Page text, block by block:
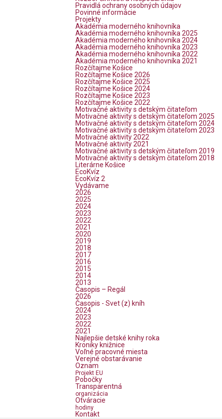
Pravidlá ochrany osobných údajov
Povinné informácie
Projekty
Akadémia moderného knihovníka
Akadémia moderného knihovníka 2025
Akadémia moderného knihovníka 2024
Akadémia moderného knihovníka 2023
Akadémia moderného knihovníka 2022
Akadémia moderného knihovníka 2021
Rozčítajme Košice
Rozčítajme Košice 2026
Rozčítajme Košice 2025
Rozčítajme Košice 2024
Rozčítajme Košice 2023
Rozčítajme Košice 2022
Motivačné aktivity s detským čitateľom
Motivačné aktivity s detským čitateľom 2025
Motivačné aktivity s detským čitateľom 2024
Motivačné aktivity s detským čitateľom 2023
Motivačné aktivity 2022
Motivačné aktivity 2021
Motivačné aktivity s detským čitateľom 2019
Motivačné aktivity s detským čitateľom 2018
Literárne Košice
EcoKvíz
EcoKvíz 2
Vydávame
2026
2025
2024
2023
2022
2021
2020
2019
2018
2017
2016
2015
2014
2013
Časopis – Regál
2026
Časopis - Svet (z) kníh
2024
2023
2022
2021
Najlepšie detské knihy roka
Kroniky knižnice
Voľné pracovné miesta
Verejné obstarávanie
Oznam
Projekt EU
Pobočky
Transparentná
organizácia
Otváracie
hodiny
Kontakt